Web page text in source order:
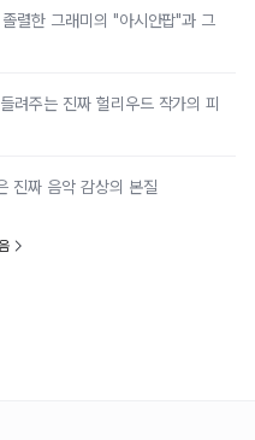
렬한 그래미의 "아시안팝"과 그
려주는 진짜 헐리우드 작가의 피
진짜 음악 감상의 본질